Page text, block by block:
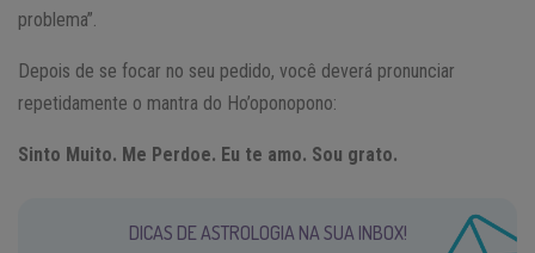
problema”.
Depois de se focar no seu pedido, você deverá pronunciar
repetidamente o mantra do Ho’oponopono:
Sinto Muito. Me Perdoe. Eu te amo. Sou grato.
DICAS DE ASTROLOGIA NA SUA INBOX!